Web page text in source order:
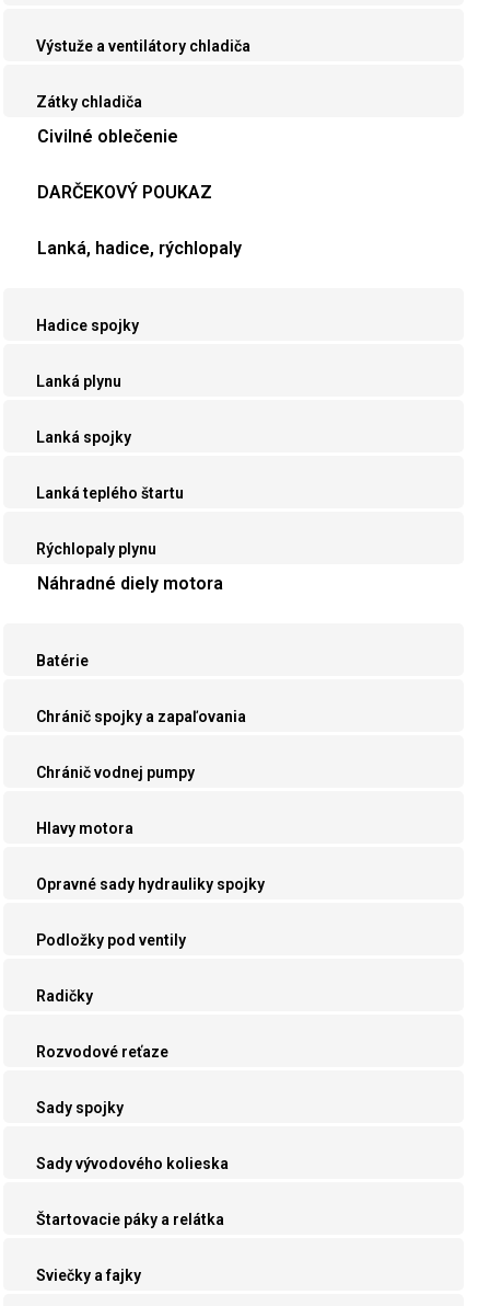
Výstuže a ventilátory chladiča
Zátky chladiča
Civilné oblečenie
DARČEKOVÝ POUKAZ
Lanká, hadice, rýchlopaly
Hadice spojky
Lanká plynu
Lanká spojky
Lanká teplého štartu
Rýchlopaly plynu
Náhradné diely motora
Batérie
Chránič spojky a zapaľovania
Chránič vodnej pumpy
Hlavy motora
Opravné sady hydrauliky spojky
Podložky pod ventily
Radičky
Rozvodové reťaze
Sady spojky
Sady vývodového kolieska
Štartovacie páky a relátka
Sviečky a fajky